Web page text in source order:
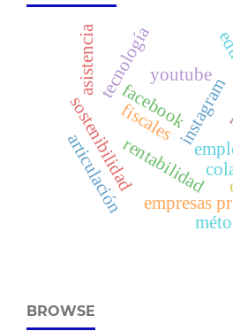
facebookinstagram
youtube
rentabilidad
empresas
sostenibilidad
tecnología
articulación
asistencia
fiscales
BROWSE